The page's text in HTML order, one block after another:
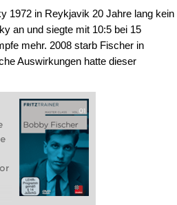
1972 in Reykjavik 20 Jahre lang kein
an und siegte mit 10:5 bei 15
mehr. 2008 starb Fischer in
Auswirkungen hatte dieser